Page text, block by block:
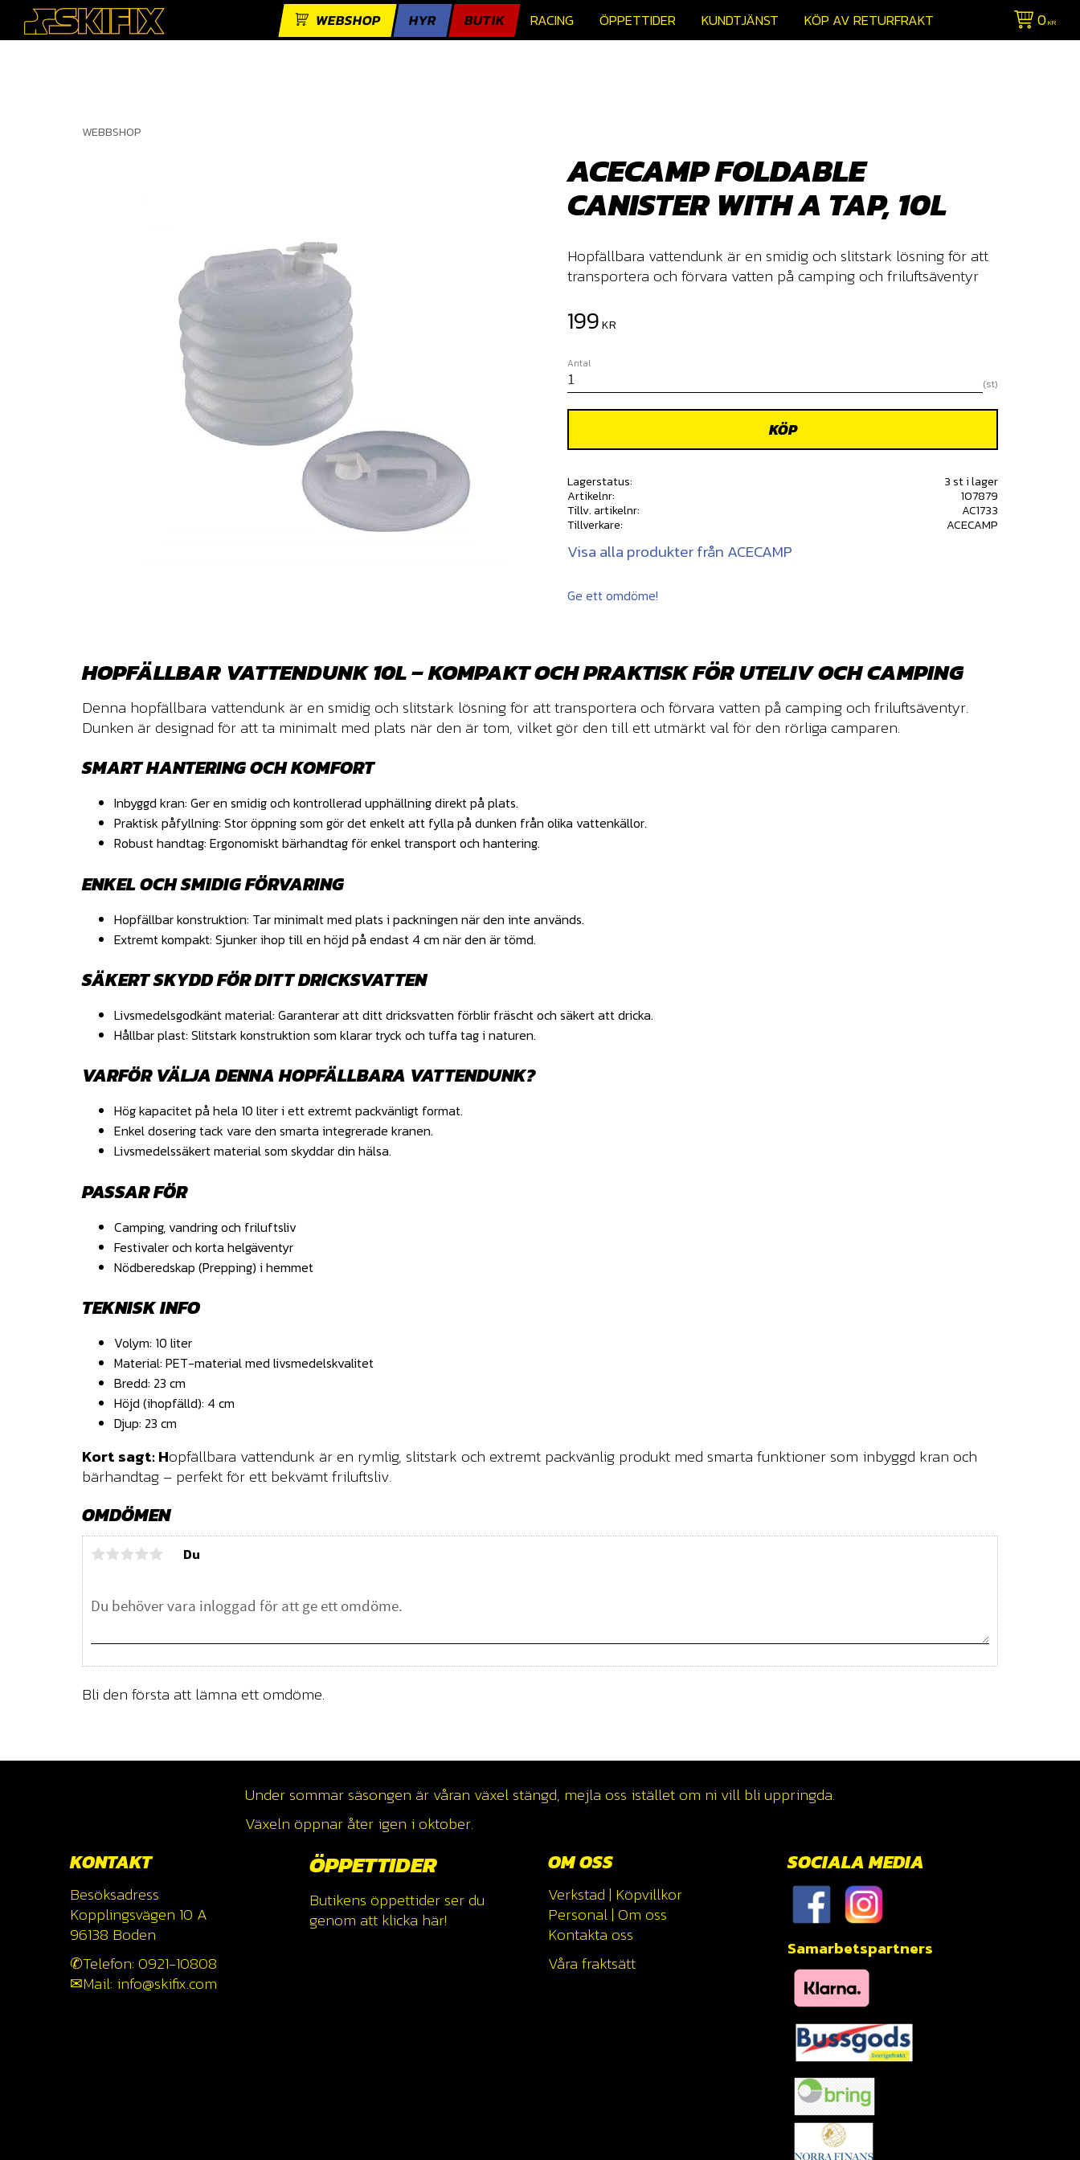
WEBSHOP HYR BUTIK RACING ÖPPETTIDER KUNDTJÄNST KÖP AV RETURFRAKT 0KR
WEBBSHOP
ACECAMP FOLDABLE
CANISTER WITH A TAP, 10L
Hopfällbara vattendunk är en smidig och slitstark lösning för att
transportera och förvara vatten på camping och friluftsäventyr
199KR
Antal
st
KÖP
Lagerstatus
3 st i lager
Artikelnr
107879
Tillv. artikelnr
AC1733
Tillverkare
ACECAMP
Visa alla produkter från ACECAMP
Ge ett omdöme!
HOPFÄLLBAR VATTENDUNK 10L – KOMPAKT OCH PRAKTISK FÖR UTELIV OCH CAMPING
Denna hopfällbara vattendunk är en smidig och slitstark lösning för att transportera och förvara vatten på camping och friluftsäventyr.
Dunken är designad för att ta minimalt med plats när den är tom, vilket gör den till ett utmärkt val för den rörliga camparen.
SMART HANTERING OCH KOMFORT
Inbyggd kran: Ger en smidig och kontrollerad upphällning direkt på plats.
Praktisk påfyllning: Stor öppning som gör det enkelt att fylla på dunken från olika vattenkällor.
Robust handtag: Ergonomiskt bärhandtag för enkel transport och hantering.
ENKEL OCH SMIDIG FÖRVARING
Hopfällbar konstruktion: Tar minimalt med plats i packningen när den inte används.
Extremt kompakt: Sjunker ihop till en höjd på endast 4 cm när den är tömd.
SÄKERT SKYDD FÖR DITT DRICKSVATTEN
Livsmedelsgodkänt material: Garanterar att ditt dricksvatten förblir fräscht och säkert att dricka.
Hållbar plast: Slitstark konstruktion som klarar tryck och tuffa tag i naturen.
VARFÖR VÄLJA DENNA HOPFÄLLBARA VATTENDUNK?
Hög kapacitet på hela 10 liter i ett extremt packvänligt format.
Enkel dosering tack vare den smarta integrerade kranen.
Livsmedelssäkert material som skyddar din hälsa.
PASSAR FÖR
Camping, vandring och friluftsliv
Festivaler och korta helgäventyr
Nödberedskap (Prepping) i hemmet
TEKNISK INFO
Volym: 10 liter
Material: PET-material med livsmedelskvalitet
Bredd: 23 cm
Höjd (ihopfälld): 4 cm
Djup: 23 cm
Kort sagt: Hopfällbara vattendunk är en rymlig, slitstark och extremt packvänlig produkt med smarta funktioner som inbyggd kran och
bärhandtag – perfekt för ett bekvämt friluftsliv.
OMDÖMEN
Du
Bli den första att lämna ett omdöme.
Under sommar säsongen är våran växel stängd, mejla oss istället om ni vill bli uppringda.
Växeln öppnar åter igen i oktober.
KONTAKT
Besöksadress
Kopplingsvägen 10 A
96138 Boden
✆Telefon: 0921-10808
✉Mail: info@skifix.com
ÖPPETTIDER
Butikens öppettider ser du
genom att klicka här!
OM OSS
Verkstad | Köpvillkor
Personal| Om oss
Kontakta oss
Våra fraktsätt
SOCIALA MEDIA
Samarbetspartners